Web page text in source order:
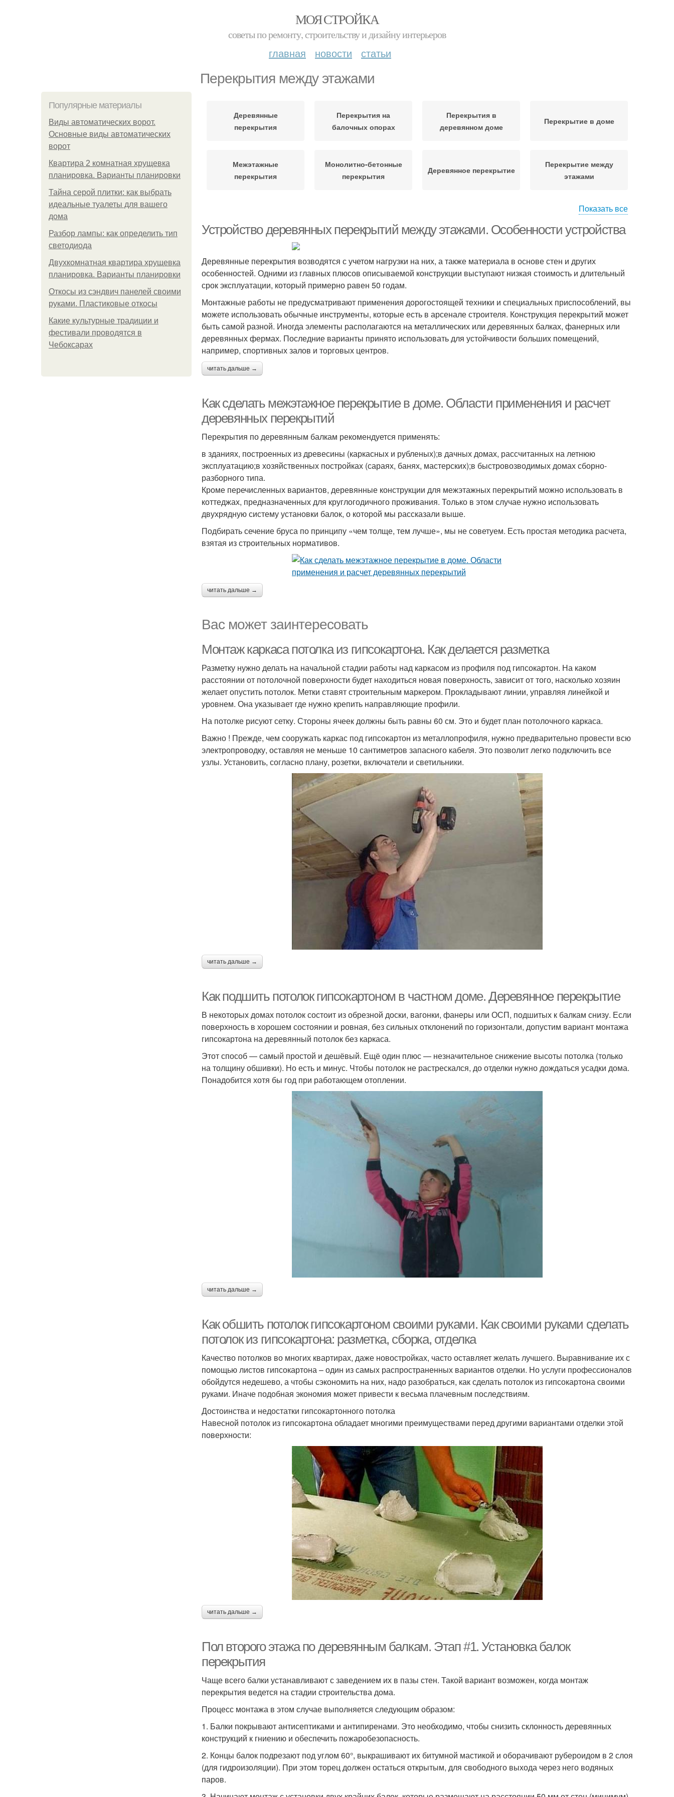
МОЯ СТРОЙКА
советы по ремонту, строительству и дизайну интерьеров
главная новости статьи
Перекрытия между этажами
Популярные материалы
Виды автоматических ворот.
Основные виды автоматических
ворот
Квартира 2 комнатная хрущевка
планировка. Варианты планировки
Тайна серой плитки: как выбрать
идеальные туалеты для вашего
дома
Разбор лампы: как определить тип
светодиода
Двухкомнатная квартира хрущевка
планировка. Варианты планировки
Откосы из сэндвич панелей своими
руками. Пластиковые откосы
Какие культурные традиции и
фестивали проводятся в
Чебоксарах
Деревянные
перекрытия
Перекрытия на
балочных опорах
Перекрытия в
деревянном доме
Перекрытие в доме
Межэтажные
перекрытия
Монолитно-бетонные
перекрытия
Деревянное перекрытие
Перекрытие между
этажами
газобетонном доме
Перекрытия для
сооружения
Межэтажное
перекрытие
Перекрытие в
деревянном доме
Показать все
Устройство деревянных перекрытий между этажами. Особенности устройства
Деревянные перекрытия возводятся с учетом нагрузки на них, а также материала в основе стен и других
особенностей. Одними из главных плюсов описываемой конструкции выступают низкая стоимость и длительный
срок эксплуатации, который примерно равен 50 годам.
Монтажные работы не предусматривают применения дорогостоящей техники и специальных приспособлений, вы
можете использовать обычные инструменты, которые есть в арсенале строителя. Конструкция перекрытий может
быть самой разной. Иногда элементы располагаются на металлических или деревянных балках, фанерных или
деревянных фермах. Последние варианты принято использовать для устойчивости больших помещений,
например, спортивных залов и торговых центров.
читать дальше →
Как сделать межэтажное перекрытие в доме. Области применения и расчет
деревянных перекрытий
Перекрытия по деревянным балкам рекомендуется применять:
в зданиях, построенных из древесины (каркасных и рубленых);в дачных домах, рассчитанных на летнюю
эксплуатацию;в хозяйственных постройках (сараях, банях, мастерских);в быстровозводимых домах сборно-
разборного типа.
Кроме перечисленных вариантов, деревянные конструкции для межэтажных перекрытий можно использовать в
коттеджах, предназначенных для круглогодичного проживания. Только в этом случае нужно использовать
двухрядную систему установки балок, о которой мы рассказали выше.
Подбирать сечение бруса по принципу «чем толще, тем лучше», мы не советуем. Есть простая методика расчета,
взятая из строительных нормативов.
читать дальше →
Вас может заинтересовать
Монтаж каркаса потолка из гипсокартона. Как делается разметка
Разметку нужно делать на начальной стадии работы над каркасом из профиля под гипсокартон. На каком
расстоянии от потолочной поверхности будет находиться новая поверхность, зависит от того, насколько хозяин
желает опустить потолок. Метки ставят строительным маркером. Прокладывают линии, управляя линейкой и
уровнем. Она указывает где нужно крепить направляющие профили.
На потолке рисуют сетку. Стороны ячеек должны быть равны 60 см. Это и будет план потолочного каркаса.
Важно ! Прежде, чем сооружать каркас под гипсокартон из металлопрофиля, нужно предварительно провести всю
электропроводку, оставляя не меньше 10 сантиметров запасного кабеля. Это позволит легко подключить все
узлы. Установить, согласно плану, розетки, включатели и светильники.
читать дальше →
Как подшить потолок гипсокартоном в частном доме. Деревянное перекрытие
В некоторых домах потолок состоит из обрезной доски, вагонки, фанеры или ОСП, подшитых к балкам снизу. Если
поверхность в хорошем состоянии и ровная, без сильных отклонений по горизонтали, допустим вариант монтажа
гипсокартона на деревянный потолок без каркаса.
Этот способ — самый простой и дешёвый. Ещё один плюс — незначительное снижение высоты потолка (только
на толщину обшивки). Но есть и минус. Чтобы потолок не растрескался, до отделки нужно дождаться усадки дома.
Понадобится хотя бы год при работающем отоплении.
читать дальше →
Как обшить потолок гипсокартоном своими руками. Как своими руками сделать
потолок из гипсокартона: разметка, сборка, отделка
Качество потолков во многих квартирах, даже новостройках, часто оставляет желать лучшего. Выравнивание их с
помощью листов гипсокартона – один из самых распространенных вариантов отделки. Но услуги профессионалов
обойдутся недешево, а чтобы сэкономить на них, надо разобраться, как сделать потолок из гипсокартона своими
руками. Иначе подобная экономия может привести к весьма плачевным последствиям.
Достоинства и недостатки гипсокартонного потолка
Навесной потолок из гипсокартона обладает многими преимуществами перед другими вариантами отделки этой
поверхности:
читать дальше →
Пол второго этажа по деревянным балкам. Этап #1. Установка балок
перекрытия
Чаще всего балки устанавливают с заведением их в пазы стен. Такой вариант возможен, когда монтаж
перекрытия ведется на стадии строительства дома.
Процесс монтажа в этом случае выполняется следующим образом:
1. Балки покрывают антисептиками и антипиренами. Это необходимо, чтобы снизить склонность деревянных
конструкций к гниению и обеспечить пожаробезопасность.
2. Концы балок подрезают под углом 60°, выкрашивают их битумной мастикой и оборачивают рубероидом в 2 слоя
(для гидроизоляции). При этом торец должен остаться открытым, для свободного выхода через него водяных
паров.